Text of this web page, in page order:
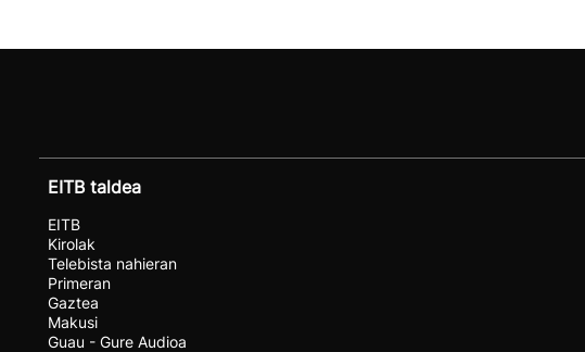
EITB taldea
EITB
Kirolak
Telebista nahieran
Primeran
Gaztea
Makusi
Guau - Gure Audioa